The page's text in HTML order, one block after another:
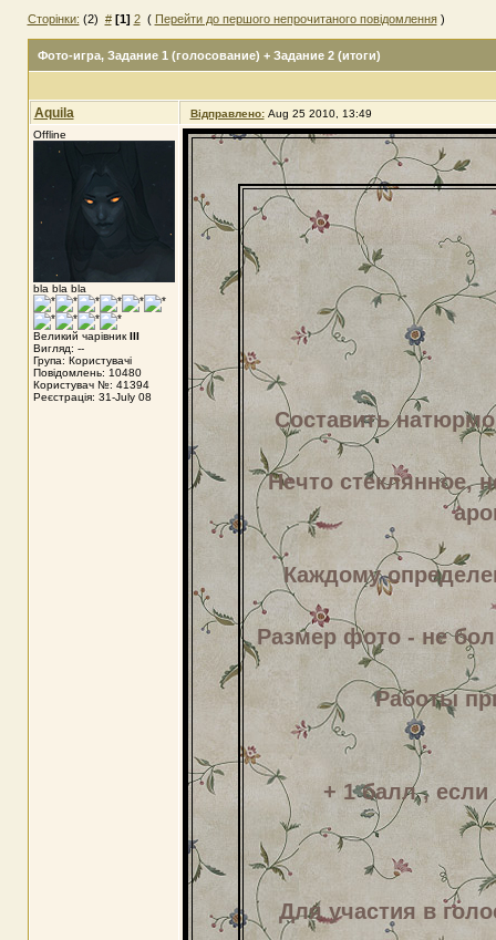
Сторінки: (2) # [1] 2( Перейти до першого непрочитаного повідомлення)
Фото-игра, Задание 1 (голосование) + Задание 2 (итоги)
Aquila Відправлено: Aug 25 2010, 13:49
Offline
bla bla bla
Великий чарівник III
Вигляд: --
Група: Користувачі
Повідомлень: 10480
Користувач №: 41394
Реєстрація: 31-July 08
Составить
Нечто стеклянное,
Каждому
Размер фото - не
Работы
+ 1 балл , если
Для участия в